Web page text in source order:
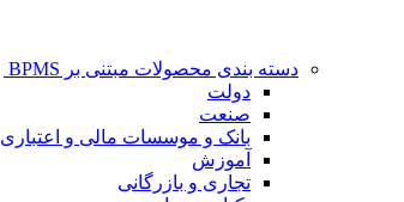
دسته بندی محصولات مبتنی بر BPMS
دولت
صنعت
بانک و موسسات مالی و اعتباری
آموزش
تجاری و بازرگانی